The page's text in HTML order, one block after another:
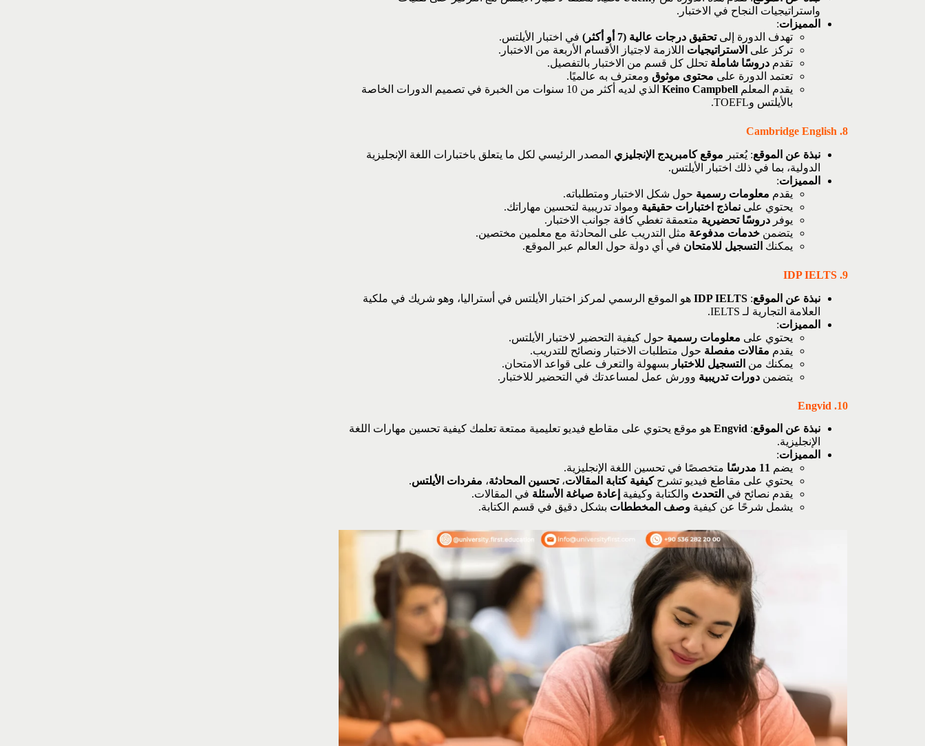
واستراتيجيات النجاح في الاختبار.
المميزات:
تهدف الدورة إلىتحقيق درجات عالية (7 أو أكثر)
في اختبار الأيلتس.
تركز على الاستراتيجيات اللازمة لاجتياز الأقسام الأربعة من الاختبار.
تقدمدروسًا شاملة تحلل كل قسم من الاختبار بالتفصيل.
تعتمد الدورة على محتوى موثوق ومعترف به عالميًا.
يقدم المعلمKeino Campbell
الذي لديه أكثر من 10 سنوات من الخبرة في تصميم الدورات الخاصة
بالأيلتس وTOEFL.
8. Cambridge English
نبذة عن الموقع: يُعتبر موقع كامبريدج الإنجليزي المصدر الرئيسي لكل ما يتعلق باختبارات اللغة الإنجليزية
الدولية، بما في ذلك اختبار الأيلتس.
المميزات:
يقدم معلومات رسمية حول شكل الاختبار ومتطلباته.
يحتوي علىنماذج اختبارات حقيقية ومواد تدريبية لتحسين مهاراتك.
يوفردروسًا تحضيرية متعمقة تغطي كافة جوانب الاختبار.
يتضمنخدمات مدفوعة مثل التدريب على المحادثة مع معلمين مختصين.
يمكنك التسجيل للامتحان في أي دولة حول العالم عبر الموقع.
9.
IDP IELTS
نبذة عن الموقع:
IDP IELTS هو الموقع الرسمي لمركز اختبار الأيلتس في أستراليا، وهو شريك في ملكية
العلامة التجارية لـ IELTS.
المميزات:
يحتوي على معلومات رسمية حول كيفية التحضير لاختبار الأيلتس.
يقدم مقالات مفصلة حول متطلبات الاختبار ونصائح للتدريب.
يمكنك من التسجيل للاختبار بسهولة والتعرف على قواعد الامتحان.
يتضمندورات تدريبية وورش عمل لمساعدتك في التحضير للاختبار.
10.
نبذة عن الموقع:
Engvid هو موقع يحتوي على مقاطع فيديو تعليمية ممتعة تعلمك كيفية تحسين مهارات اللغة
الإنجليزية.
المميزات:
يضم11 مدرسًا
متخصصًا في تحسين اللغة الإنجليزية.
يحتوي على مقاطع فيديو تشرحكيفية كتابة المقالات،تحسين المحادثة، مفردات الأيلتس.
يقدم نصائح في التحدث والكتابة وكيفيةإعادة صياغة الأسئلة في المقالات.
يشمل شرحًا عن كيفيةوصف المخططات بشكل دقيق في قسم الكتابة.